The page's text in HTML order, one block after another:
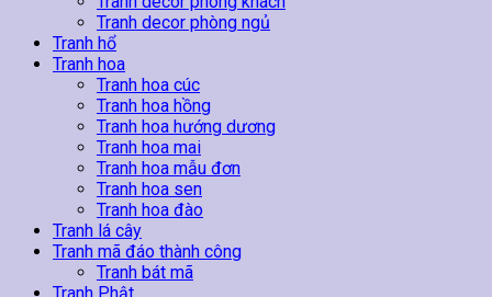
Tranh decor phòng ngủ
Tranh hổ
Tranh hoa
Tranh hoa cúc
Tranh hoa hồng
Tranh hoa hướng dương
Tranh hoa mai
Tranh hoa mẫu đơn
Tranh hoa sen
Tranh hoa đào
Tranh lá cây
Tranh mã đáo thành công
Tranh bát mã